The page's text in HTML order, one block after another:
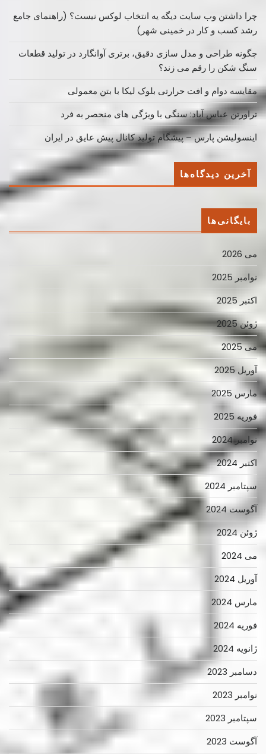
چرا داشتن وب سایت دیگه یه انتخاب لوکس نیست؟ (راهنمای جامع
رشد کسب ‌و کار در خمینی ‌شهر)
چگونه طراحی و مدل سازی دقیق، برتری آوانگارد در تولید قطعات
سنگ شکن را رقم می زند؟
مقایسه دوام و افت حرارتی بلوک لیکا با بتن معمولی
تراورتن عباس آباد: سنگی با ویژگی های منحصر به فرد
اینسولیشن پارس – پیشگام تولید کانال پیش عایق در ایران
آخرین دیدگاه‌ها
بایگانی‌ها
می 2026
نوامبر 2025
اکتبر 2025
ژوئن 2025
می 2025
آوریل 2025
مارس 2025
فوریه 2025
نوامبر 2024
اکتبر 2024
سپتامبر 2024
آگوست 2024
ژوئن 2024
می 2024
آوریل 2024
مارس 2024
فوریه 2024
ژانویه 2024
دسامبر 2023
نوامبر 2023
سپتامبر 2023
آگوست 2023